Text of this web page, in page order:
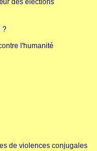
des élections
?
l'humanité
de violences conjugales